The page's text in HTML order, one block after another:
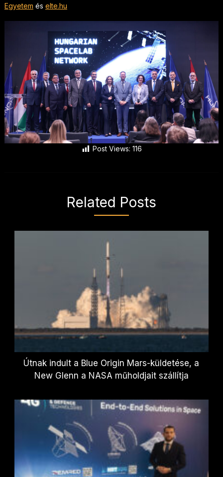
Egyetem és elte.hu
Post Views: 116
Related Posts
Útnak indult a Blue Origin Mars-küldetése, a
New Glenn a NASA műholdjait szállítja